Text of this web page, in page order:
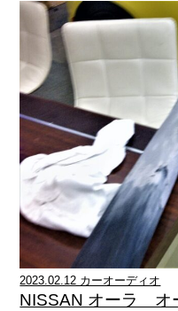
2023.02.12 カーオーディオ
NISSAN オーラ オ